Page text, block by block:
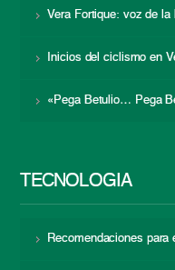
Vera Fortique: voz de la
Inicios del ciclismo en
«Pega Betulio… Pega
TECNOLOGÍA
Recomendaciones para